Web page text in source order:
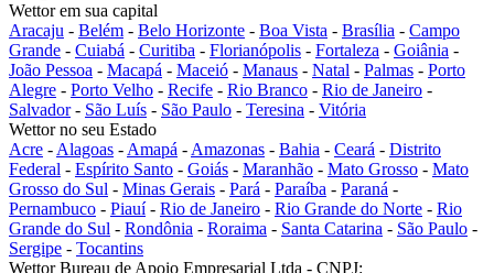
Wettor em sua capital
Aracaju - Belém - Belo Horizonte - Boa Vista - Brasília - Campo
Grande - Cuiabá - Curitiba - Florianópolis - Fortaleza - Goiânia -
João Pessoa - Macapá - Maceió - Manaus - Natal - Palmas - Porto
Alegre - Porto Velho - Recife - Rio Branco - Rio de Janeiro -
Salvador- São Luís - São Paulo - Teresina - Vitória
Wettor no seu Estado
Acre - Alagoas - Amapá - Amazonas - Bahia - Ceará - Distrito
Federal - Espírito Santo - Goiás - Maranhão - Mato Grosso - Mato
Grosso do Sul - Minas Gerais - Pará - Paraíba - Paraná -
Pernambuco - Piauí- Rio de Janeiro - Rio Grande do Norte - Rio
Grande do Sul - Rondônia - Roraima - Santa Catarina - São Paulo -
Sergipe - Tocantins
Wettor Bureau de Apoio Empresarial Ltda - CNPJ: